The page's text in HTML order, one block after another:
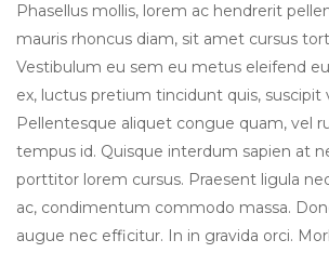
Phasellus mollis, lorem ac hendrerit
mauris rhoncus diam, sit amet cursus
Vestibulum eu sem eu metus eleifend
ex, luctus pretium tincidunt quis, suscipit
Pellentesque aliquet congue quam, vel
tempus id. Quisque interdum sapien at
porttitor lorem cursus. Praesent ligula
ac, condimentum commodo massa.
augue nec efficitur. In in gravida orci.